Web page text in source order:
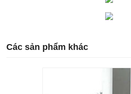
Các sản phẩm khác